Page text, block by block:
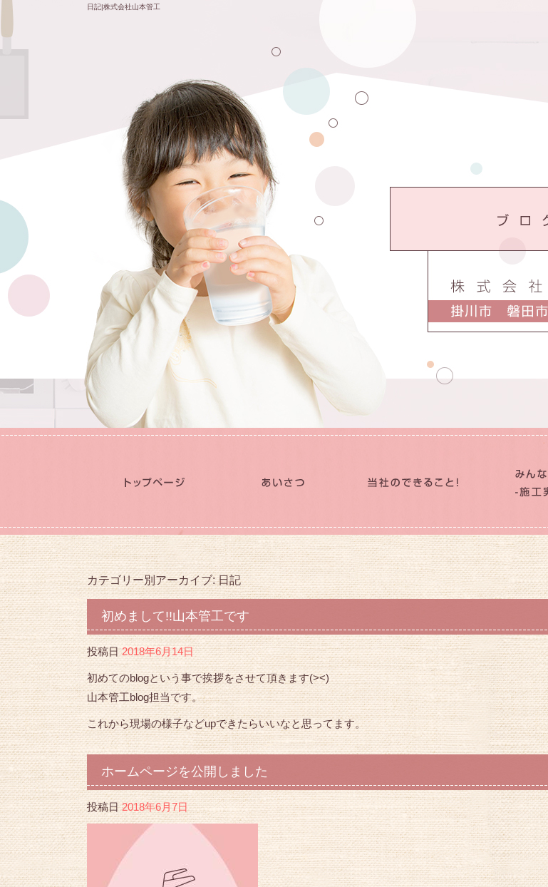
日記|株式会社山本管工
カテゴリー別アーカイブ:日記
初めまして!!山本管工です
投稿日 2018年6月14日
初めてのblogという事で挨拶をさせて頂きます(><)
山本管工blog担当です。
これから現場の様子などupできたらいいなと思ってます。
ホームページを公開しました
投稿日 2018年6月7日